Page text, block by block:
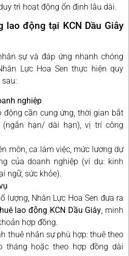
trì hoạt động ổn định lâu dài.
động tại KCN Dầu Giây
sự và đáp ứng nhanh chóng
Lực Hoa Sen thực hiện quy
nghiệp
động cần cung ứng, thời gian bắt
hạn/ dài hạn), vị trí công
môn, ca làm việc, mức lương dự
của doanh nghiệp (ví dụ: kinh
ngữ, sức khỏe).
lượng, Nhân Lực Hoa Sen đưa ra
lao động KCN Dầu Giây , minh
hợp đồng.
thuê nhân sự phù hợp: thuê theo
tháng hoặc theo hợp đồng dài